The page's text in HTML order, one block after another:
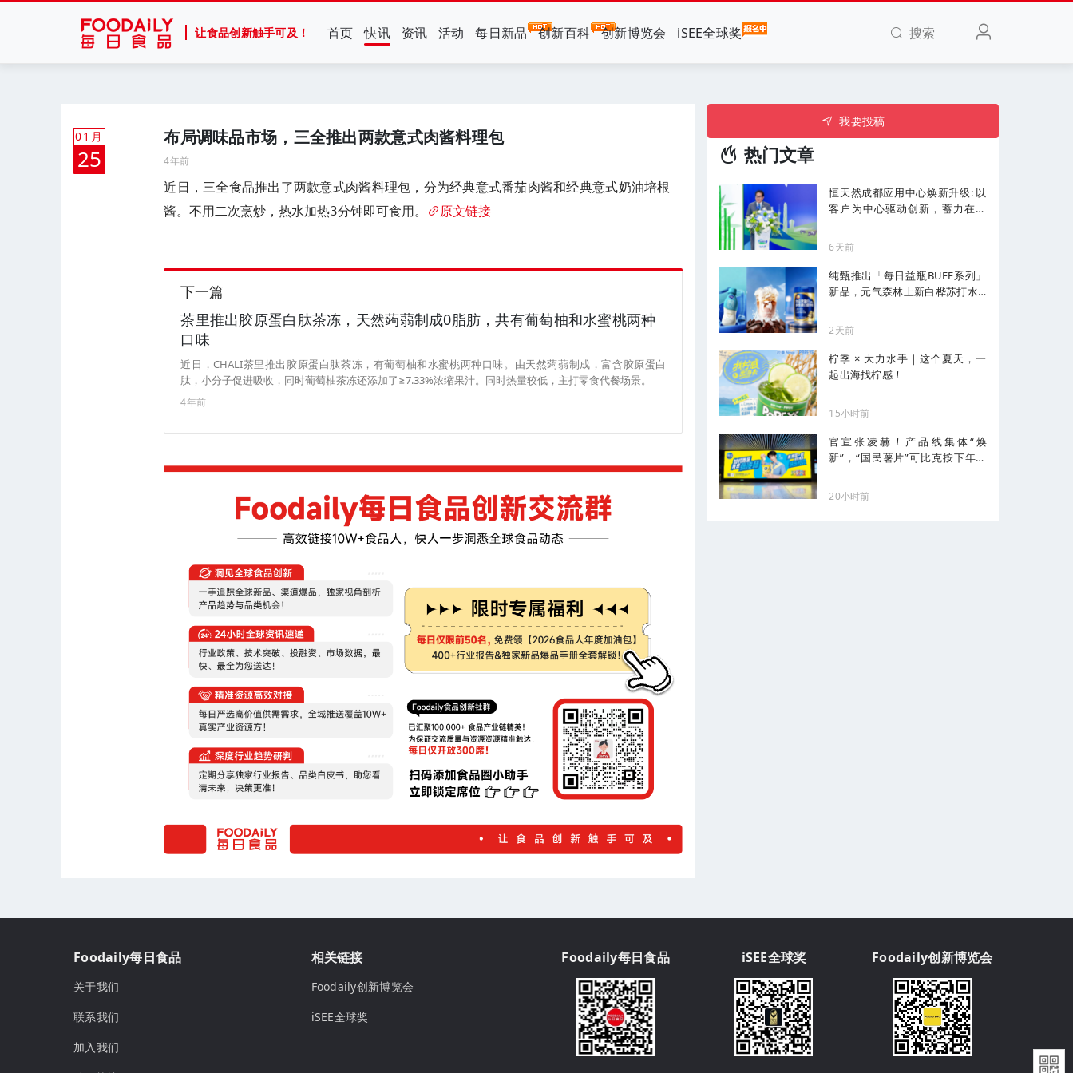
让食品创新触手可及！ 首页 快讯 资讯 活动 每日新品 创新百科 创新博览会 iSEE全球奖 搜索
01月
25
布局调味品市场，三全推出两款意式肉酱料理包
4年前
近日，三全食品推出了两款意式肉酱料理包，分为经典意式番茄肉酱和经典意式奶油培根
酱。不用二次烹炒，热水加热3分钟即可食用。
原文链接
下一篇
茶里推出胶原蛋白肽茶冻，天然蒟蒻制成0脂肪，共有葡萄柚和水蜜桃两种
口味
近日，CHALI茶里推出胶原蛋白肽茶冻，有葡萄柚和水蜜桃两种口味。由天然蒟蒻制成，富含胶原蛋白
肽，小分子促进吸收，同时葡萄柚茶冻还添加了≥7.33%浓缩果汁。同时热量较低，主打零食代餐场景。
4年前
我要投稿
热门文章
恒天然成都应用中心焕新升级: 以
客户为中心驱动创新，蓄力在华
6天前
纯甄推出「每日益瓶BUFF系列」
新品，元气森林上新白桦苏打水...
2天前
柠季 × 大力水手｜这个夏天，一
起出海找柠感！
15小时前
官宣张凌赫！产品线集体“焕
新”，“国民薯片”可比克按下年轻
20小时前
Foodaily每日食品
关于我们
联系我们
加入我们
相关链接
Foodaily创新博览会
iSEE全球奖
Foodaily每日食品 iSEE全球奖 Foodaily创新博览会